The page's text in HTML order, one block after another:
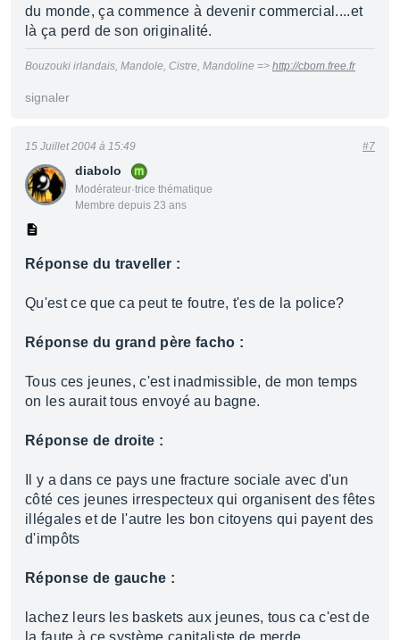
du monde, ça commence à devenir commercial....et
là ça perd de son originalité.
Bouzouki irlandais, Mandole, Cistre, Mandoline => http://cbom.free.fr
signaler
diabolo
Modérateur·trice thématique
Membre depuis 23 ans
15 Juillet 2004 à 15:49 #7
Réponse du traveller :
Qu'est ce que ca peut te foutre, t'es de la police?
Réponse du grand père facho :
Tous ces jeunes, c'est inadmissible, de mon temps
on les aurait tous envoyé au bagne.
Réponse de droite :
Il y a dans ce pays une fracture sociale avec d'un
côté ces jeunes irrespecteux qui organisent des fêtes
illégales et de l'autre les bon citoyens qui payent des
d'impôts
Réponse de gauche :
lachez leurs les baskets aux jeunes, tous ca c'est de
la faute à ce système capitaliste de merde.